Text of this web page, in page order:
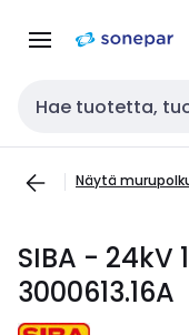
navigointiinsisältöön
Haku
Näytä
SIBA -
3000613.16A